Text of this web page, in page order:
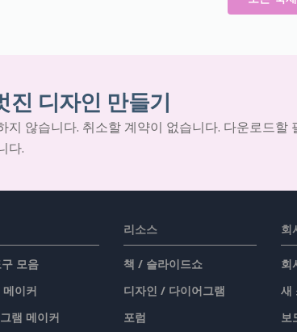
진 디자인 만들기
지 않습니다. 취소할 계약이 없습니다. 다운로드할
다.
모음
메이커
램 메이커
리소스
책 / 슬라이드쇼
디자인 / 다이어그램
포럼
회
회
새
보